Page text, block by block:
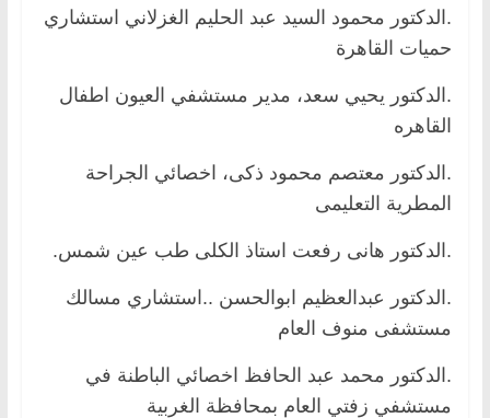
.الدكتور محمود السيد عبد الحليم الغزلاني استشاري
حميات القاهرة
.الدكتور يحيي سعد، مدير مستشفي العيون اطفال
القاهره
.الدكتور معتصم محمود ذكى، اخصائي الجراحة
المطرية التعليمى
.الدكتور هانى رفعت استاذ الكلى طب عين شمس.
.الدكتور عبدالعظيم ابوالحسن ..استشاري مسالك
مستشفى منوف العام
.الدكتور محمد عبد الحافظ اخصائي الباطنة في
مستشفي زفتي العام بمحافظة الغربية